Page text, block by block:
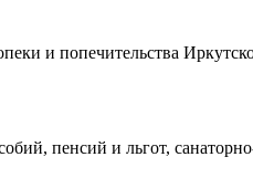
и попечительства
пенсий и льгот,